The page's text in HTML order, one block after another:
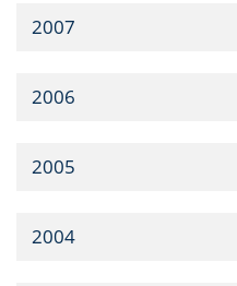
2007
2006
2005
2004